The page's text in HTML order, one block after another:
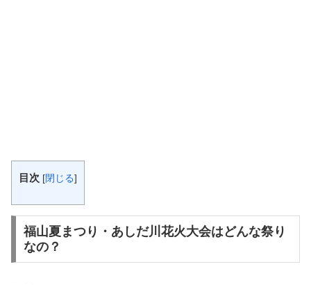
目次 [閉じる]
福山夏まつり・あしだ川花火大会はどんな祭り
なの？